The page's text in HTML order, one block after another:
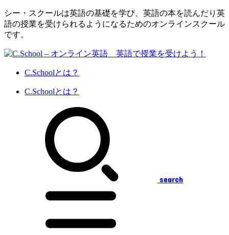
シー・スクールは英語の基礎を学び、英語の本を読んだり英
語の授業を受けられるようになるためのオンラインスクール
です。
C.Schoolとは？
C.Schoolとは？
search